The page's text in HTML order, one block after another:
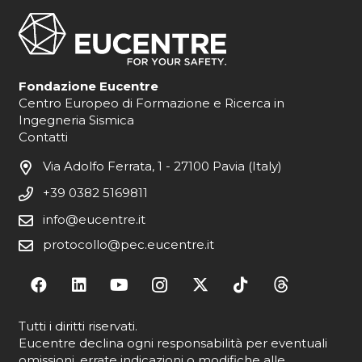
Fondazione Eucentre
Centro Europeo di Formazione e Ricerca in
Ingegneria Sismica
Contatti
Via Adolfo Ferrata, 1 - 27100 Pavia (Italy)
+39 0382 5169811
info@eucentre.it
protocollo@pec.eucentre.it
Tutti i diritti riservati.
Eucentre declina ogni responsabilità per eventuali